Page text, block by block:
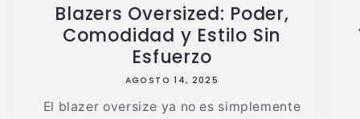
Blazers Oversized: Poder,
Comodidad y Estilo Sin
Esfuerzo
AGOSTO 14, 2025
El blazer oversize ya no es simplemente